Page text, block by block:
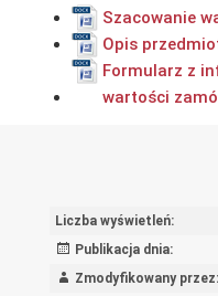
Szacowanie
Opis
Formularz z
wartości
Liczba wyświetleń:
Publikacja dnia:
Zmodyfikowany przez: